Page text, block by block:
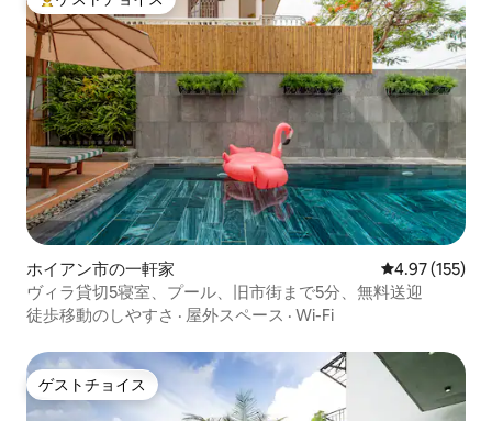
大好評のゲストチョイスです。
ホイアン市の一軒家 レビュー155
4.97 (155)
ヴィラ貸切5寝室、プール、旧市街まで5分、無料送迎
徒歩移動のしやすさ · 屋外スペース · Wi-Fi
ゲストチョイス
ゲストチョイス